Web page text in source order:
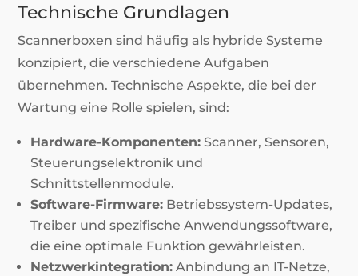
Technische Grundlagen
Scannerboxen sind häufig als hybride Systeme
konzipiert, die verschiedene Aufgaben
übernehmen. Technische Aspekte, die bei der
Wartung eine Rolle spielen, sind:
Hardware-Komponenten: Scanner, Sensoren,
Steuerungselektronik und
Schnittstellenmodule.
Software-Firmware: Betriebssystem-Updates,
Treiber und spezifische Anwendungssoftware,
die eine optimale Funktion gewährleisten.
Netzwerkintegration: Anbindung an IT-Netze,